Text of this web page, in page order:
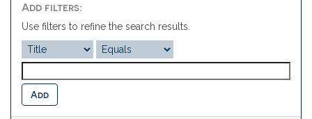
Add filters:
Use filters to refine the search results.